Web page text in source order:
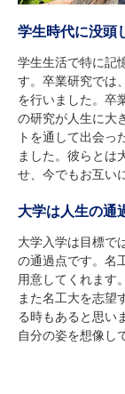
学生時代に没頭
学生生活で特に記
す。卒業研究では
を行いました。卒
の研究が人生に大
トを通して出会っ
ました。彼らとは
せ、今でもお互い
大学は人生の通
大学入学は目標で
の通過点です。名
用意してくれます。
また名工大を志望
る時もあると思い
自分の姿を想像し